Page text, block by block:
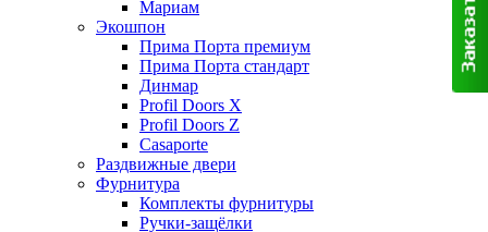
Мариам
Экошпон
Прима Порта премиум
Прима Порта стандарт
Динмар
Profil Doors X
Profil Doors Z
Casaporte
Раздвижные двери
Фурнитура
Комплекты фурнитуры
Ручки-защёлки